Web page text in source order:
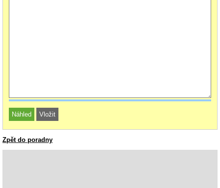
Zpět do poradny